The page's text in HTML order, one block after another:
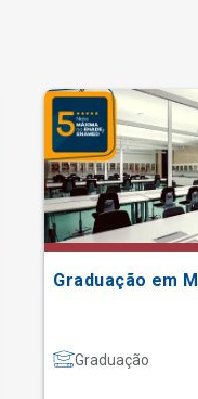
Graduação em
Graduação